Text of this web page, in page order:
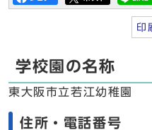
印
学校園の名称
東大阪市立若江幼稚園
住所・電話番号